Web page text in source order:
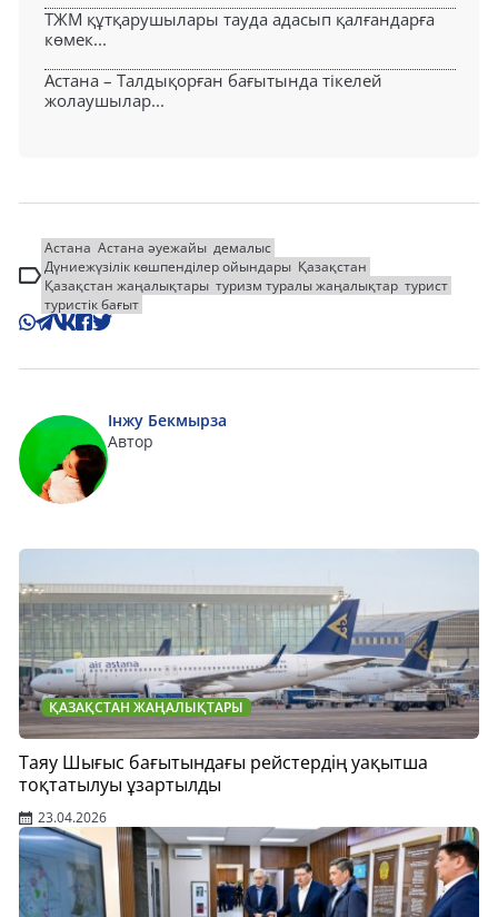
ТЖМ құтқарушылары тауда адасып қалғандарға
көмек...
Астана – Талдықорған бағытында тікелей
жолаушылар...
Астана Астана әуежайы демалыс
Дүниежүзілік көшпенділер ойындары Қазақстан
Қазақстан жаңалықтары туризм туралы жаңалықтар турист
туристік бағыт
Інжу Бекмырза
Автор
ҚАЗАҚСТАН ЖАҢАЛЫҚТАРЫ
Таяу Шығыс бағытындағы рейстердің уақытша
тоқтатылуы ұзартылды
23.04.2026